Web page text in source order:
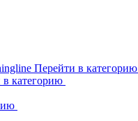
Перейти в категорию
категорию